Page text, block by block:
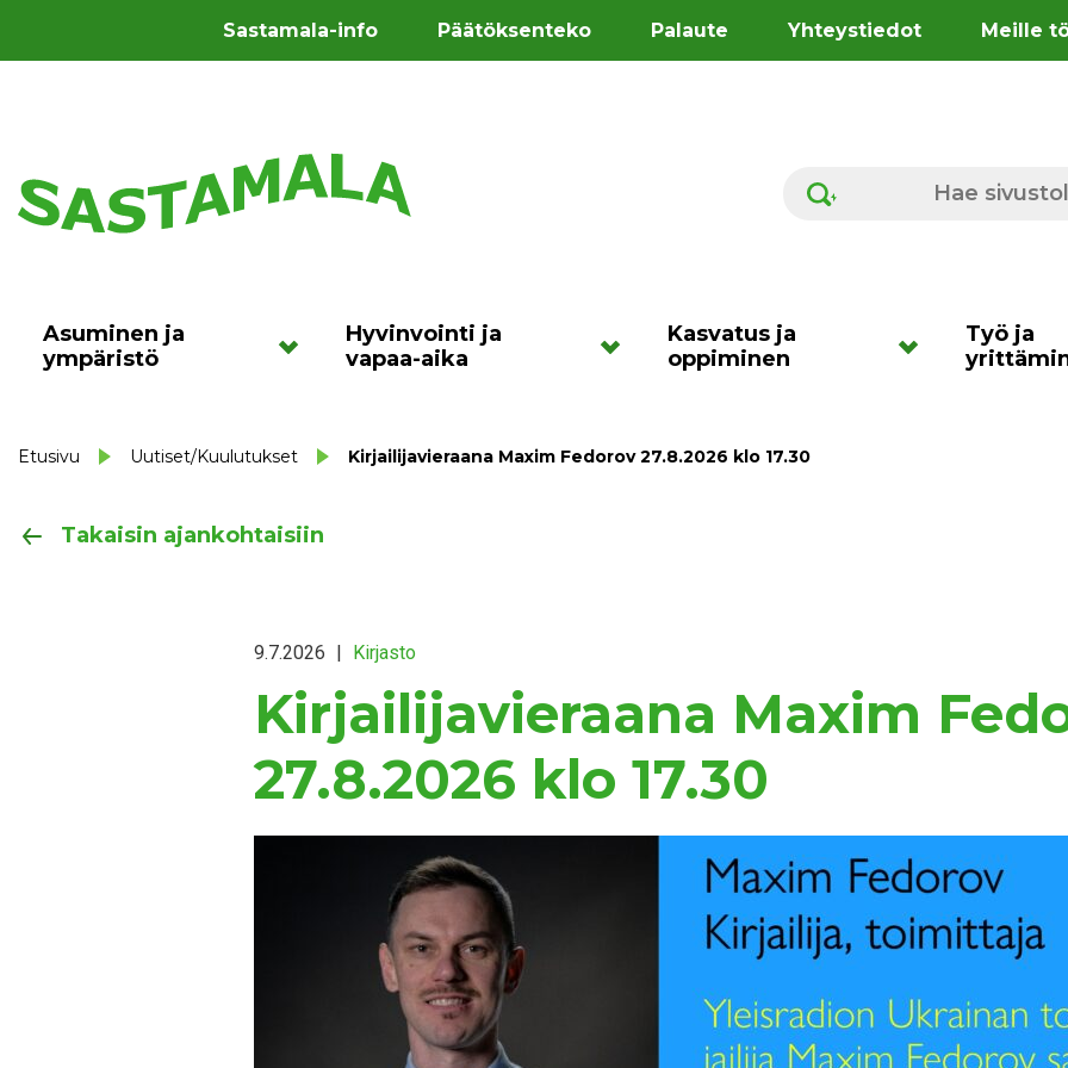
Sastamala-info Päätöksenteko Palaute Yhteystiedot Meille
Hae sivustolta
Asuminen ja
ympäristö
Hyvinvointi ja
vapaa-aika
Kasvatus ja
oppiminen
Työ ja
Etusivu Uutiset/Kuulutukset Kirjailijavieraana Maxim Fedorov 27.8.2026 klo 17.30
Takaisin ajankohtaisiin
9.7.2026 | Kirjasto
Kirjailijavieraana Maxim
27.8.2026 klo 17.30